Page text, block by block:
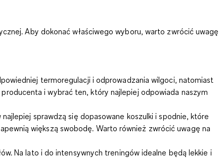
Aby dokonać właściwego wyboru, warto zwrócić uwagę
termoregulacji i odprowadzania wilgoci, natomiast
i wybrać ten, który najlepiej odpowiada naszym
sprawdzą się dopasowane koszulki i spodnie, które
większą swobodę. Warto również zwrócić uwagę na
Na lato i do intensywnych treningów idealne będą lekkie i